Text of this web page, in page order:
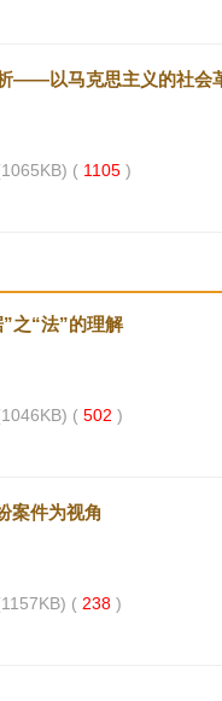
——以马克思主义的社会
( 1105 )
之“法”的理解
( 502 )
案件为视角
( 238 )